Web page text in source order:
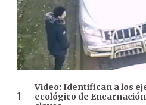
Video: Identifican a los
ecológico de